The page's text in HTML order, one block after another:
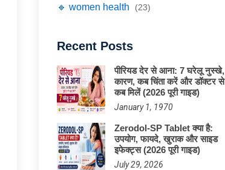
🔹 women health (23)
Recent Posts
पीरियड देर से आना: 7 घरेलू नुस्खे,
कारण, कब चिंता करें और डॉक्टर से
कब मिलें (2026 पूरी गाइड)
January 1, 1970
Zerodol-SP Tablet क्या है:
उपयोग, फायदे, खुराक और साइड
इफेक्ट्स (2026 पूरी गाइड)
July 29, 2026